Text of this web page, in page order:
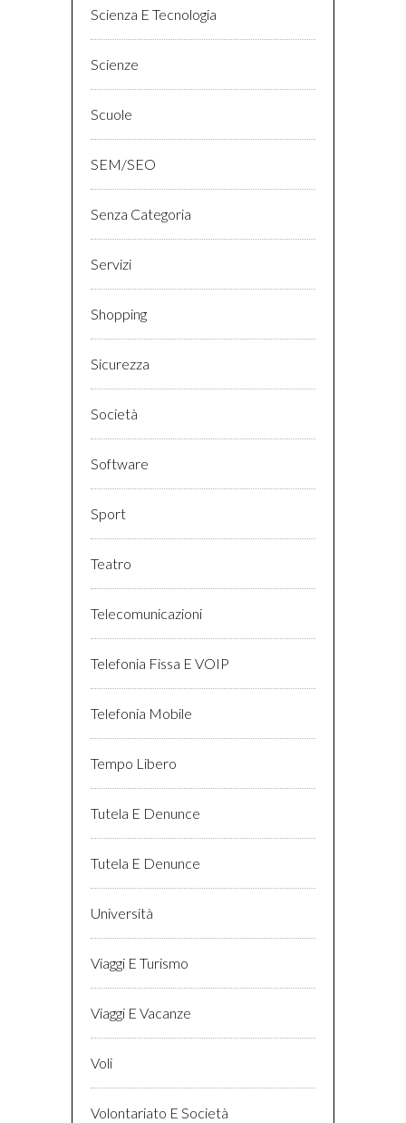
Scienza E Tecnologia
Scienze
Scuole
SEM/SEO
Senza Categoria
Servizi
Shopping
Sicurezza
Società
Software
Sport
Teatro
Telecomunicazioni
Telefonia Fissa E VOIP
Telefonia Mobile
Tempo Libero
Tutela E Denunce
Tutela E Denunce
Università
Viaggi E Turismo
Viaggi E Vacanze
Voli
Volontariato E Società